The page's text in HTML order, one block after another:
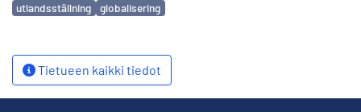
utlandsställning
globalisering
Tietueen kaikki tiedot